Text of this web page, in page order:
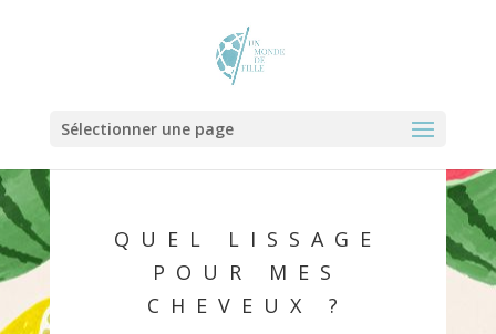
Sélectionner une page
QUEL LISSAGE
POUR MES
CHEVEUX ?